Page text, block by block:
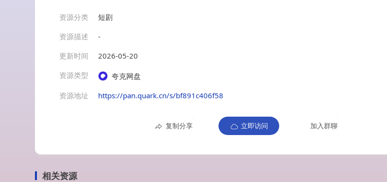
资源分类
短剧
资源描述
-
更新时间
2026-05-20
资源类型
夸克网盘
资源地址
https://pan.quark.cn/s/bf891c406f58
复制分享 立即访问 加入群聊
相关资源